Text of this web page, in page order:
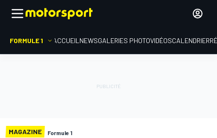
FORMULE 1 ACCUEIL NEWSGALERIES PHOTOVIDÉOSCALENDRIER
MAGAZINE Formule 1